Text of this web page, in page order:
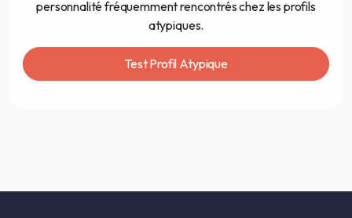
personnalité fréquemment rencontrés chez les profils
atypiques.
Test Profil Atypique